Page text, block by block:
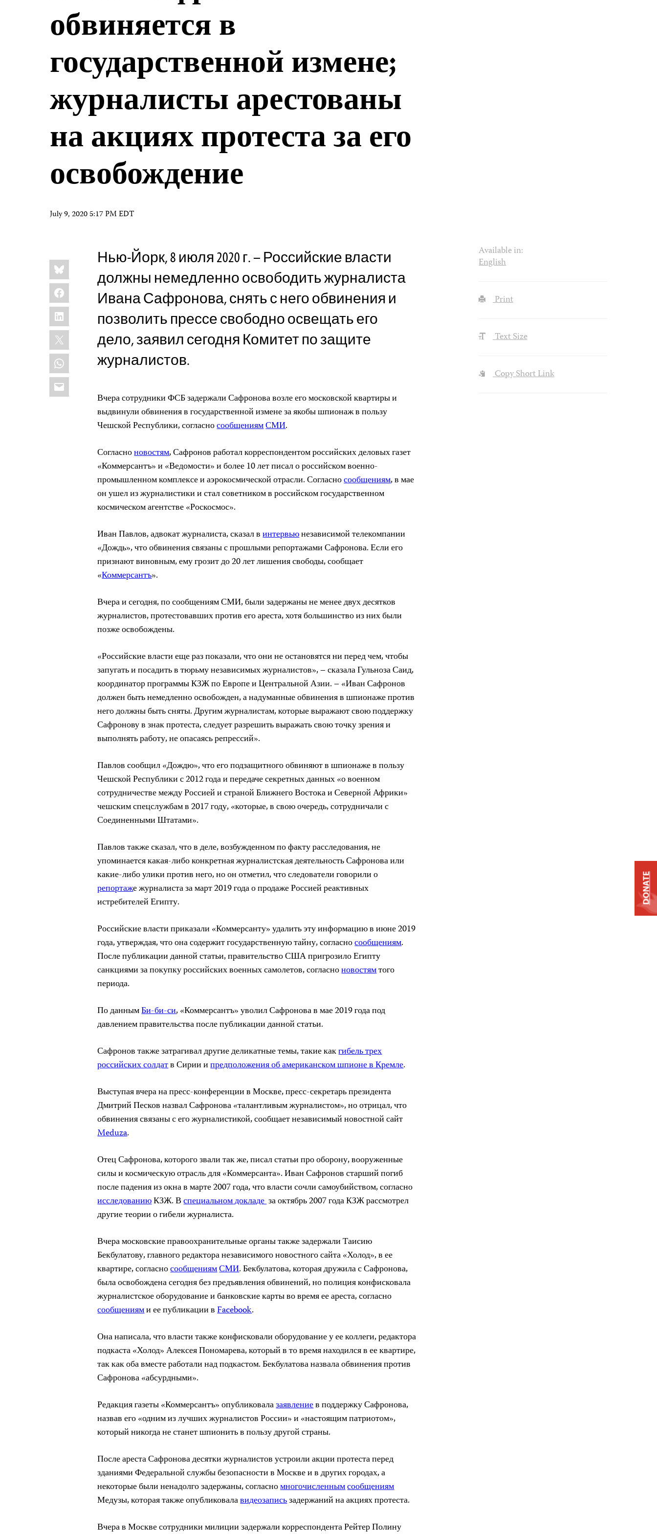
обвиняется в
государственной измене;
журналисты арестованы
на акциях протеста за его
освобождение
July 9, 2020 5:17 PM EDT
Share
this:
Bluesky
Facebook
LinkedIn
X
WhatsApp
Email
Нью-Йорк, 8 июля 2020 г. – Российские власти
должны немедленно освободить журналиста
Ивана Сафронова, снять с него обвинения и
позволить прессе свободно освещать его
дело, заявил сегодня Комитет по защите
журналистов.
Вчера сотрудники ФСБ задержали Сафронова возле его московской квартиры и
выдвинули обвинения в государственной измене за якобы шпионаж в пользу
Чешской Республики, согласносообщениямСМИ.
Согласноновостям, Сафронов работал корреспондентом российских деловых газет
«Коммерсантъ» и «Ведомости» и более 10 лет писал о российском военно-
промышленном комплексе и аэрокосмической отрасли. Согласносообщениям, в мае
он ушел из журналистики и стал советником в российском государственном
космическом агентстве «Роскосмос».
Иван Павлов, адвокат журналиста, сказал винтервьюнезависимой телекомпании
«Дождь», что обвинения связаны с прошлыми репортажами Сафронова. Если его
признают виновным, ему грозит до 20 лет лишения свободы, сообщает
«Коммерсантъ».
Вчера и сегодня, по сообщениям СМИ, были задержаны не менее двух десятков
журналистов, протестовавших против его ареста, хотя большинство из них были
позже освобождены.
«Российские власти еще раз показали, что они не остановятся ни перед чем, чтобы
запугать и посадить в тюрьму независимых журналистов», – сказала Гульноза Саид,
координатор программы КЗЖ по Европе и Центральной Азии. – «Иван Сафронов
должен быть немедленно освобожден, а надуманные обвинения в шпионаже против
него должны быть сняты. Другим журналистам, которые выражают свою поддержку
Сафронову в знак протеста, следует разрешить выражать свою точку зрения и
выполнять работу, не опасаясь репрессий».
Павлов сообщил «Дождю», что его подзащитного обвиняют в шпионаже в пользу
Чешской Республики с 2012 года и передаче секретных данных «о военном
сотрудничестве между Россией и страной Ближнего Востока и Северной Африки»
чешским спецслужбам в 2017 году, «которые, в свою очередь, сотрудничали с
Соединенными Штатами».
Павлов также сказал, что в деле, возбужденном по факту расследования, не
упоминается какая-либо конкретная журналистская деятельность Сафронова или
какие-либо улики против него, но он отметил, что следователи говорили о
репортаже журналиста за март 2019 года о продаже Россией реактивных
истребителей Египту.
Российские власти приказали «Коммерсанту» удалить эту информацию в июне 2019
года, утверждая, что она содержит государственную тайну, согласносообщениям.
После публикации данной статьи, правительство США пригрозило Египту
санкциями за покупку российских военных самолетов, согласноновостямтого
периода.
По даннымБи-би-си, «Коммерсантъ» уволил Сафронова в мае 2019 года под
давлением правительства после публикации данной статьи.
Сафронов также затрагивал другие деликатные темы, такие какгибель трех
российских солдатв Сирии ипредположения об американском шпионе в Кремле.
Выступая вчера на пресс-конференции в Москве, пресс-секретарь президента
Дмитрий Песков назвал Сафронова «талантливым журналистом», но отрицал, что
обвинения связаны с его журналистикой, сообщает независимый новостной сайт
Meduza.
Отец Сафронова, которого звали так же, писал статьи про оборону, вооруженные
силы и космическую отрасль для «Коммерсанта». Иван Сафронов старший погиб
после падения из окна в марте 2007 года, что власти сочли самоубийством, согласно
исследованиюКЗЖ. Вспециальном докладеза октябрь 2007 года КЗЖ рассмотрел
другие теории о гибели журналиста.
Вчера московские правоохранительные органы также задержали Таисию
Бекбулатову, главного редактора независимого новостного сайта «Холод», в ее
квартире, согласносообщениямСМИ. Бекбулатова, которая дружила с Сафронова,
была освобождена сегодня без предъявления обвинений, но полиция конфисковала
журналистское оборудование и банковские карты во время ее ареста, согласно
сообщениями ее публикации вFacebook.
Она написала, что власти также конфисковали оборудование у ее коллеги, редактора
подкаста «Холод» Алексея Пономарева, который в то время находился в ее квартире,
так как оба вместе работали над подкастом. Бекбулатова назвала обвинения против
Сафронова «абсурдными».
Редакция газеты «Коммерсантъ» опубликовалазаявлениев поддержку Сафронова,
назвав его «одним из лучших журналистов России» и «настоящим патриотом»,
который никогда не станет шпионить в пользу другой страны.
После ареста Сафронова десятки журналистов устроили акции протеста перед
зданиями Федеральной службы безопасности в Москве и в других городах, а
некоторые были ненадолго задержаны, согласномногочисленнымсообщениям
Медузы, которая также опубликовалавидеозаписьзадержаний на акциях протеста.
Вчера в Москве сотрудники милиции задержали корреспондента Рейтер Полину
Available in:
English
Print
Text Size
Copy Short Link
DONATE